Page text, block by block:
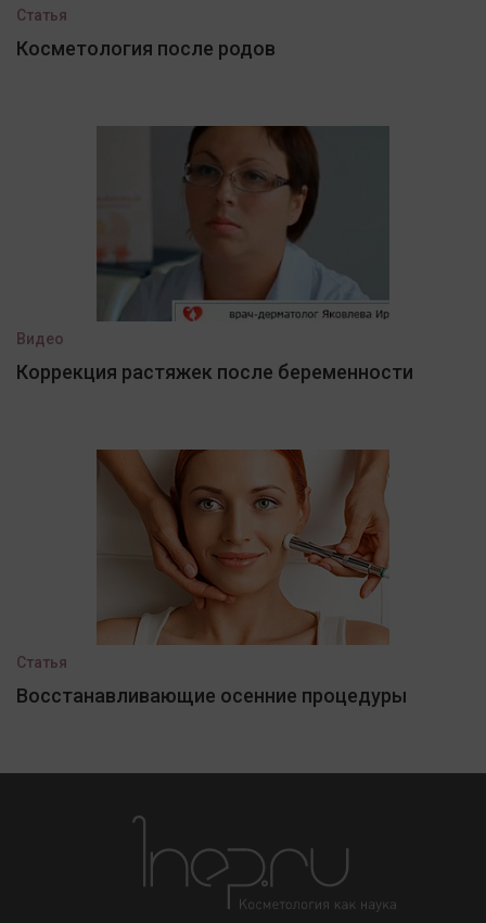
Статья
Косметология после родов
Видео
Коррекция растяжек после беременности
Статья
Восстанавливающие осенние процедуры